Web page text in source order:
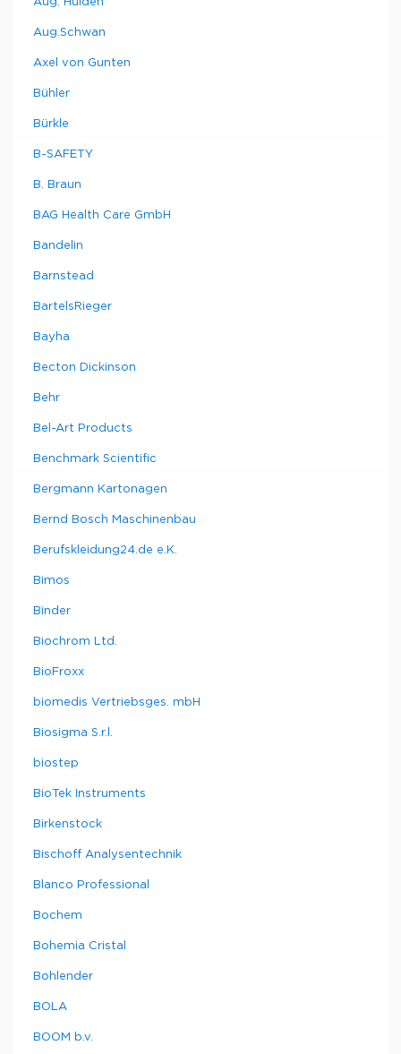
Aug. Hulden
Aug.Schwan
Axel von Gunten
Bühler
Bürkle
B-SAFETY
B. Braun
BAG Health Care GmbH
Bandelin
Barnstead
BartelsRieger
Bayha
Becton Dickinson
Behr
Bel-Art Products
Benchmark Scientific
Bergmann Kartonagen
Bernd Bosch Maschinenbau
Berufskleidung24.de e.K.
Bimos
Binder
Biochrom Ltd.
BioFroxx
biomedis Vertriebsges. mbH
Biosigma S.r.l.
biostep
BioTek Instruments
Birkenstock
Bischoff Analysentechnik
Blanco Professional
Bochem
Bohemia Cristal
Bohlender
BOLA
BOOM b.v.